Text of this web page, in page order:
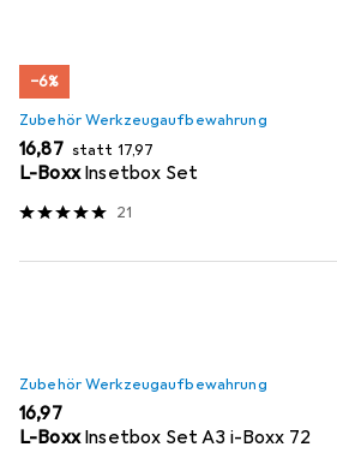
−6%
Zubehör Werkzeugaufbewahrung
EUR
16,87 statt EUR
17,97
L-Boxx Insetbox Set
21
Zubehör Werkzeugaufbewahrung
EUR
16,97
L-Boxx Insetbox Set A3 i-Boxx 72